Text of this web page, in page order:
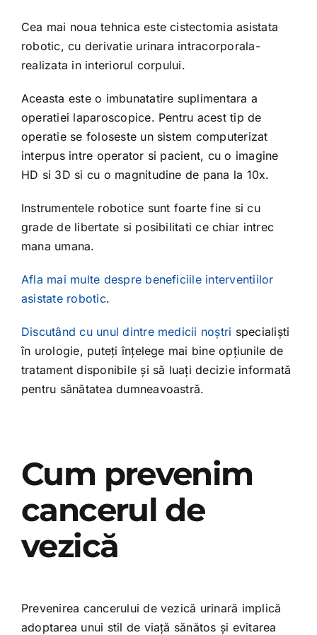
Cea mai noua tehnica este cistectomia asistata
robotic, cu derivatie urinara intracorporala-
realizata in interiorul corpului.
Aceasta este o imbunatatire suplimentara a
operatiei laparoscopice. Pentru acest tip de
operatie se foloseste un sistem computerizat
interpus intre operator si pacient, cu o imagine
HD si 3D si cu o magnitudine de pana la 10x.
Instrumentele robotice sunt foarte fine si cu
grade de libertate si posibilitati ce chiar intrec
mana umana.
Afla mai multe despre beneficiile interventiilor
asistate robotic.
Discutând cu unul dintre medicii noștri specialiști
în urologie, puteți înțelege mai bine opțiunile de
tratament disponibile și să luați decizie informată
pentru sănătatea dumneavoastră.
Cum prevenim
cancerul de
vezică
Prevenirea cancerului de vezică urinară implică
adoptarea unui stil de viață sănătos și evitarea